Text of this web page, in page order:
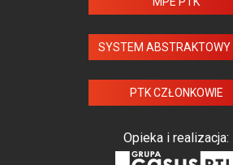
SYSTEM ABSTRAKTOWY
PTK CZŁONKOWIE
Opieka i realizacja: